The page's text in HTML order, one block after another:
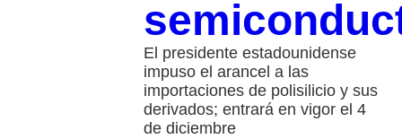
El presidente estadounidense
impuso el arancel a las
importaciones de polisilicio y sus
derivados; entrará en vigor el 4
de diciembre